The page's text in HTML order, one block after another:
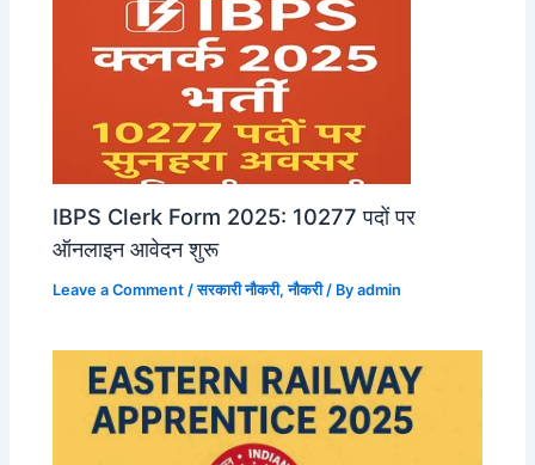
IBPS Clerk Form 2025: 10277 पदों पर
ऑनलाइन आवेदन शुरू
Leave a Comment /सरकारी नौकरी,नौकरी/ Byadmin